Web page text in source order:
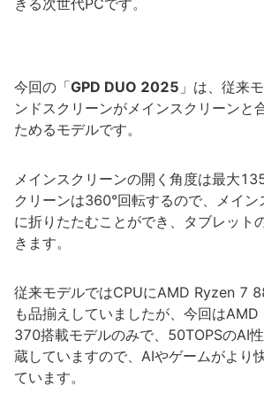
きる次世代PCです。
今回の「GPD DUO 2025 」は、従来
ンドスクリーンがメインスクリーンと
ためるモデルです。
メインスクリーンの開く角度は最大
クリーンは360°回転するので、メイ
に折りたたむことができ、タブレット
きます。
従来モデルではCPUにAMD Ryzen 7
も品揃えしていましたが、今回は
370搭載モデルのみで、50TOPSのAI
蔵していますので、AIやゲームがより
ています。